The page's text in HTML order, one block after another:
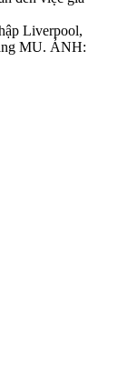
Liverpool,
MU. ẢNH: